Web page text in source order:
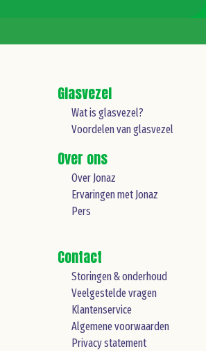
Glasvezel
Wat is glasvezel?
Voordelen van glasvezel
Over ons
Over Jonaz
Ervaringen met Jonaz
Pers
Contact
Storingen & onderhoud
Veelgestelde vragen
Klantenservice
Algemene voorwaarden
Privacy statement